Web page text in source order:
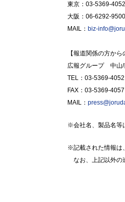
東京：03-5369-4052
大阪：06-6292-9500
MAIL： biz-
【報道関係の方から
広報グループ 中山/
TEL：03-5369-4052
FAX：03-5369-4057
MAIL：
※会社名、製品名等
※記載された情報は
なお、上記以外の